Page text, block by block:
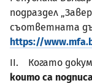
подраздел
съответната
https://
II. Когато
които са